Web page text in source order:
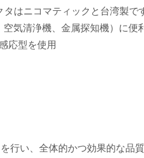
はニコマティックと台湾製で
気清浄機、金属探知機）に便
応型を使用
行い、全体的かつ効果的な品